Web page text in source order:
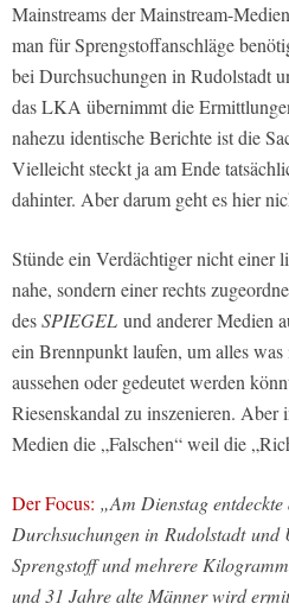
Mainstreams der Mainstream-
man für Sprengstoffanschläge
bei Durchsuchungen in Rudolstadt
das LKA übernimmt die
nahezu identische Berichte ist die
Vielleicht steckt ja am Ende
dahinter. Aber darum geht es hier
Stünde ein Verdächtiger nicht einer
nahe, sondern einer rechts
desSPIEGEL und anderer Medien
ein Brennpunkt laufen, um alles
aussehen oder gedeutet werden
Riesenskandal zu inszenieren. Aber
Medien die „Falschen“ weil die
Der Focus: „Am Dienstag
Durchsuchungen in Rudolstadt
Sprengstoff und mehrere
und 31 Jahre alte Männer wird